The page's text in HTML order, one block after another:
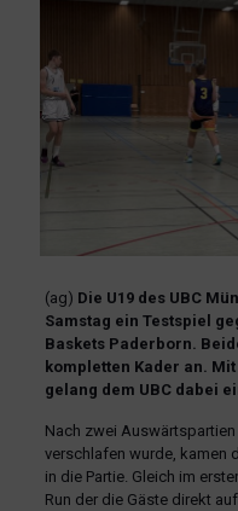
(ag) Die U19 des UBC
Samstag ein Testspiel
Baskets Paderborn.
kompletten Kader an.
gelang dem UBC dabei
Nach zwei
verschlafen wurde, kamen
in die Partie. Gleich im
Run der die Gäste direkt